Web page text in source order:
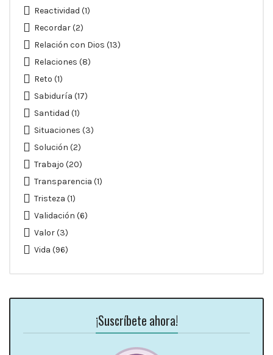
Reactividad (1)
Recordar(2)
Relación con Dios (13)
Relaciones (8)
Reto (1)
Sabiduría (17)
Santidad (1)
Situaciones (3)
Solución (2)
Trabajo (20)
Transparencia (1)
Tristeza (1)
Validación (6)
Valor(3)
Vida (96)
¡Suscríbete ahora!